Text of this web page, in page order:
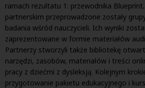
ramach rezultatu 1: przewodnika
partnerskim przeprowadzone zostały
badania wśród nauczycieli. Ich wyniki
zaprezentowane w formie materiałów
Partnerzy stworzyli także bibliotekę
narzędzi, zasobów, materiałów i treści
pracy z dziećmi z dysleksją. Kolejnym
przygotowanie pakietu edukacyjnego i